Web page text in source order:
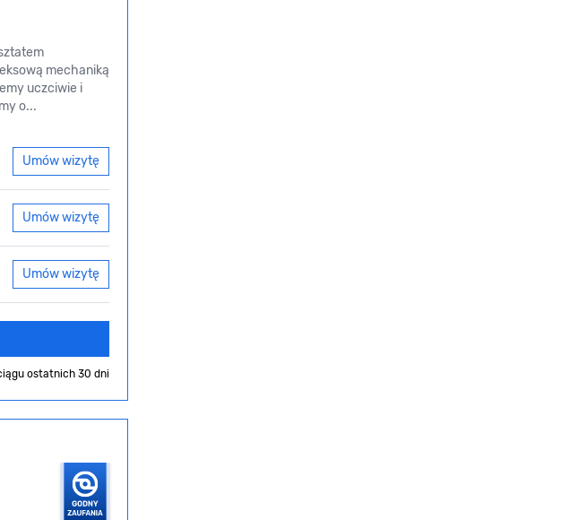
mechaniką
uczciwie i
o...
Umów wizytę
Umów wizytę
Umów wizytę
ostatnich 30 dni